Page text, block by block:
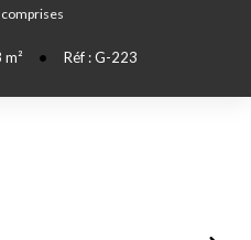
en location
m² • Réf : G-223